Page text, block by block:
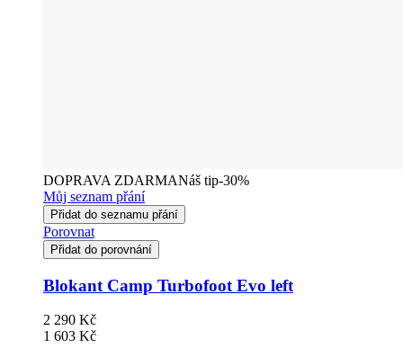
DOPRAVA ZDARMANáš tip-30%
Můj seznam přání
Přidat do seznamu přání
Porovnat
Přidat do porovnání
Blokant Camp Turbofoot Evo left
2 290 Kč
1 603 Kč